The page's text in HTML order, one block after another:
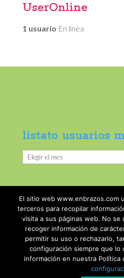
UserOnline
1 usuario En línea
listato usuarios
listato
@ 2018 Enbrazos -
El sitio web www.enbrazos.com
terceros para recopilar
visita a sus páginas web. No se
recoger información de
permitir su uso o rechazarlo,
configuración siempre que lo
información en nuestra Política